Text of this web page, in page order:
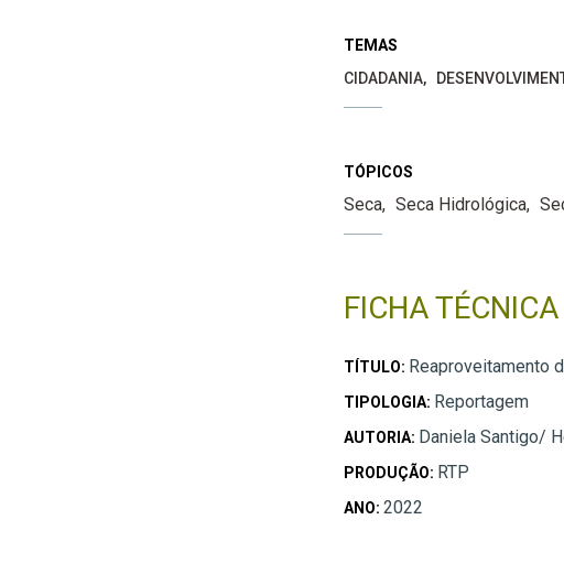
TEMAS
CIDADANIA
TÓPICOS
Seca Seca Hidrológica
FICHA TÉCNICA
TÍTULO: Reaproveitamento
TIPOLOGIA: Reportagem
AUTORIA: Daniela Santigo/
PRODUÇÃO: RTP
ANO: 2022